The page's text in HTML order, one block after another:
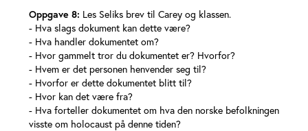
Oppgave 8: Les Seliks brev til Carey og klassen.
- Hva slags dokument kan dette være?
- Hva handler dokumentet om?
- Hvor gammelt tror du dokumentet er? Hvorfor?
- Hvem er det personen henvender seg til?
- Hvorfor er dette dokumentet blitt til?
- Hvor kan det være fra?
- Hva forteller dokumentet om hva den norske befolkningen
visste om holocaust på denne tiden?